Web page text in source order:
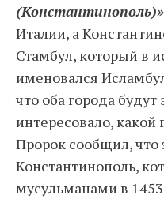
(Константинополь)»
Италии, а
Стамбул, который в
именовался
что оба города
интересовало,
Пророк сообщил, что
Константинополь,
мусульманами в